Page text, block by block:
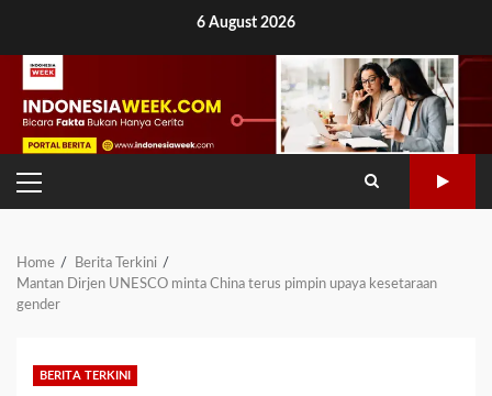
content
6 August 2026
PRIMARY
MENU
Home
Berita Terkini
Mantan Dirjen UNESCO minta China terus pimpin upaya kesetaraan
gender
BERITA TERKINI